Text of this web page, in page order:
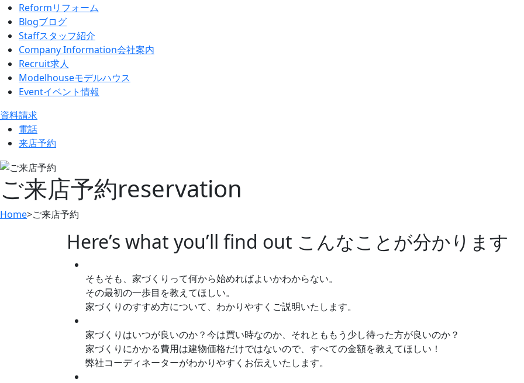
Reformリフォーム
Blogブログ
Staffスタッフ紹介
Company Information会社案内
Recruit求人
Modelhouseモデルハウス
Eventイベント情報
資料請求
電話
来店予約
ご来店予約reservation
Home>ご来店予約
Here’s what you’ll find out こんなことが分かります
そもそも、家づくりって何から始めればよいかわからない。
その最初の一歩目を教えてほしい。
家づくりのすすめ方について、わかりやすくご説明いたします。
家づくりはいつが良いのか？今は買い時なのか、それとももう少し待った方が良いのか？
家づくりにかかる費用は建物価格だけではないので、すべての金額を教えてほしい！
弊社コーディネーターがわかりやすくお伝えいたします。